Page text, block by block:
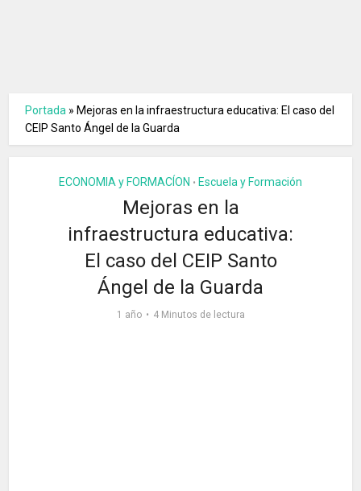
Portada » Mejoras en la infraestructura educativa: El caso del
CEIP Santo Ángel de la Guarda
ECONOMIA y FORMACÍON • Escuela y Formación
Mejoras en la
infraestructura educativa:
El caso del CEIP Santo
Ángel de la Guarda
1 año 4 Minutos de lectura